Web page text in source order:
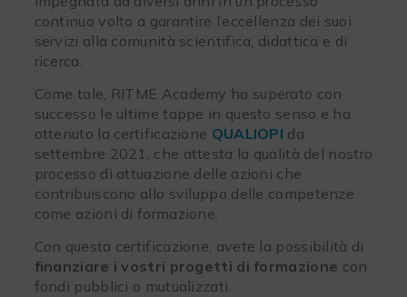
continuo volto a garantire l’eccellenza dei suoi
servizi alla comunità scientifica, didattica e di
ricerca.
Come tale, RITME Academy ha superato con
successo le ultime tappe in questo senso e ha
ottenuto la certificazione QUALIOPI da
settembre 2021, che attesta la qualità del nostro
processo di attuazione delle azioni che
contribuiscono allo sviluppo delle competenze
come azioni di formazione.
Con questa certificazione, avete la possibilità di
finanziare i vostri progetti di formazione con
fondi pubblici o mutualizzati.